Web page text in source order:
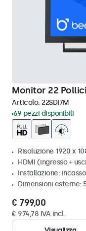
Monitor 22
Articolo: 22SDI7M
69 pezzi disponibili
Risoluzione 1920 x
HDMI (ingresso +
Installazione:
Dimensioni esterne:
€ 799,00
€ 974,78 IVA incl.